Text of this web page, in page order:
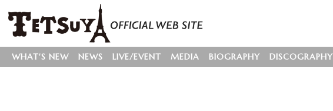
WHAT'S NEW NEWS LIVE/EVENT MEDIA BIOGRAPHY DISCOGRAPHY